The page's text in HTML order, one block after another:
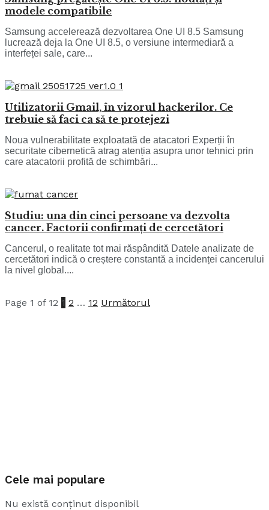
modele compatibile
Samsung accelerează dezvoltarea One UI 8.5 Samsung
lucrează deja la One UI 8.5, o versiune intermediară a
interfeței sale, care...
Utilizatorii Gmail, în vizorul hackerilor. Ce
trebuie să faci ca să te protejezi
Noua vulnerabilitate exploatată de atacatori Experții în
securitate cibernetică atrag atenția asupra unor tehnici prin
care atacatorii profită de schimbări...
Studiu: una din cinci persoane va dezvolta
cancer. Factorii confirmați de cercetători
Cancerul, o realitate tot mai răspândită Datele analizate de
cercetători indică o creștere constantă a incidenței cancerului
la nivel global....
Page 1 of 12 1 2 … 12 Următorul
Cele mai populare
Nu există conținut disponibil